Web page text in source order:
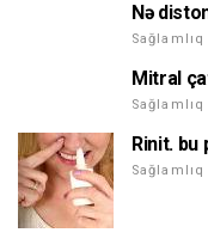
Nə
Sağlamlıq
Mitral
Sağlamlıq
Rinit. bu
Sağlamlıq